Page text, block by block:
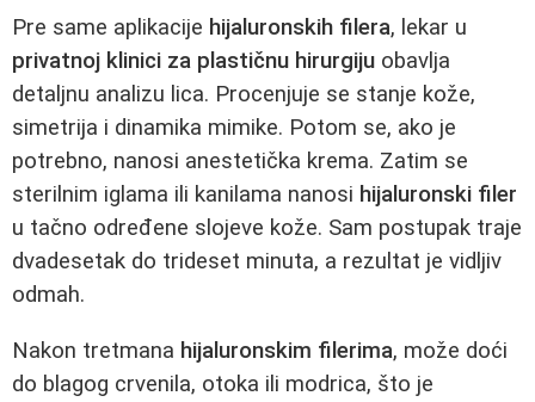
Pre same aplikacije hijaluronskih filera, lekar u
privatnoj klinici za plastičnu hirurgiju obavlja
detaljnu analizu lica. Procenjuje se stanje kože,
simetrija i dinamika mimike. Potom se, ako je
potrebno, nanosi anestetička krema. Zatim se
sterilnim iglama ili kanilama nanosi hijaluronski filer
u tačno određene slojeve kože. Sam postupak traje
dvadesetak do trideset minuta, a rezultat je vidljiv
odmah.
Nakon tretmana hijaluronskim filerima, može doći
do blagog crvenila, otoka ili modrica, što je